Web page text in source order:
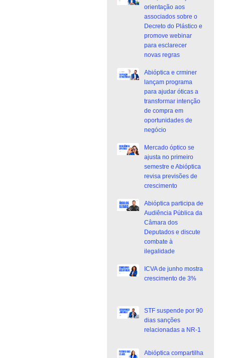
orientação aos
associados sobre o
Decreto do Plástico e
promove webinar
para esclarecer
novas regras
Abióptica e crminer
lançam programa
para ajudar óticas a
transformar intenção
de compra em
oportunidades de
negócio
Mercado óptico se
ajusta no primeiro
semestre e Abióptica
revisa previsões de
crescimento
Abióptica participa de
Audiência Pública da
Câmara dos
Deputados e discute
combate à
ilegalidade
ICVA de junho mostra
crescimento de 3%
STF suspende por 90
dias sanções
relacionadas a NR-1
Abióptica compartilha